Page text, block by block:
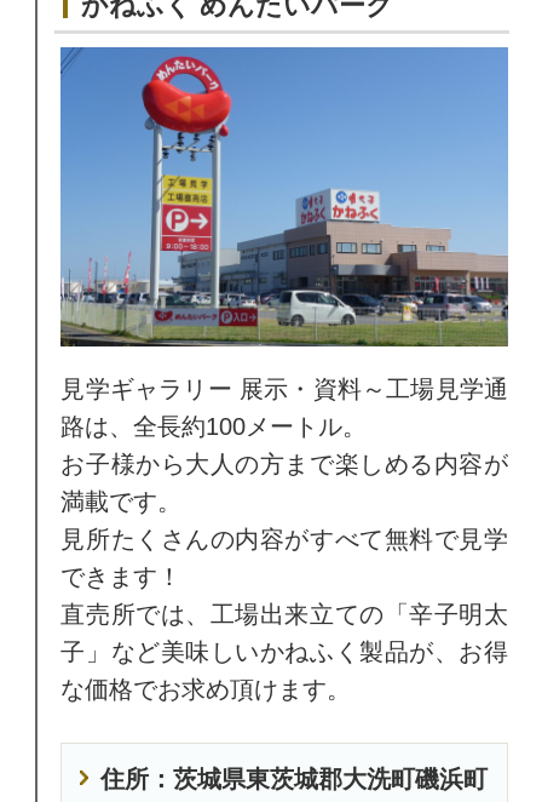
見学ギャラリー 展示・資料～工場見学通
路は、全長約100メートル。
お子様から大人の方まで楽しめる内容が
満載です。
見所たくさんの内容がすべて無料で見学
できます！
直売所では、工場出来立ての「辛子明太
子」など美味しいかねふく製品が、お得
な価格でお求め頂けます。
住所：茨城県東茨城郡大洗町磯浜町